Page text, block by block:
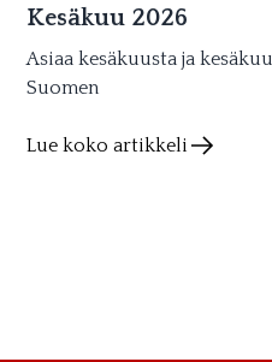
Kesäkuu 2026
Asiaa kesäkuusta ja
Suomen
Lue koko artikkeli